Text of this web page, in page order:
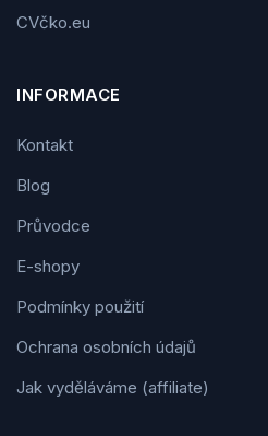
CVčko.eu
INFORMACE
Kontakt
Blog
Průvodce
E-shopy
Podmínky použití
Ochrana osobních údajů
Jak vyděláváme (affiliate)